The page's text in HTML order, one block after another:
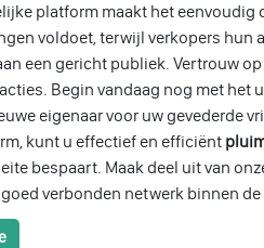
platform maakt het eenvoudig
voldoet, terwijl verkopers hun
een gericht publiek. Vertrouw
Begin vandaag nog met het
eigenaar voor uw gevederde
kunt u effectief en efficiënt
bespaart. Maak deel uit van
verbonden netwerk binnen